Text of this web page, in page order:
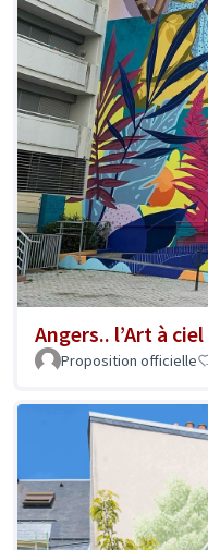
Angers.. l’Art à
Proposition officielle